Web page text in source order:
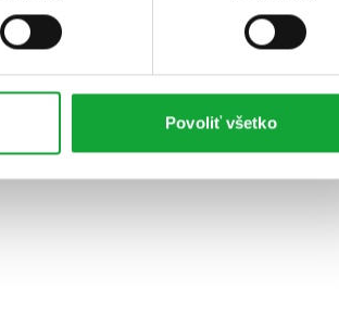
Povoliť všetko